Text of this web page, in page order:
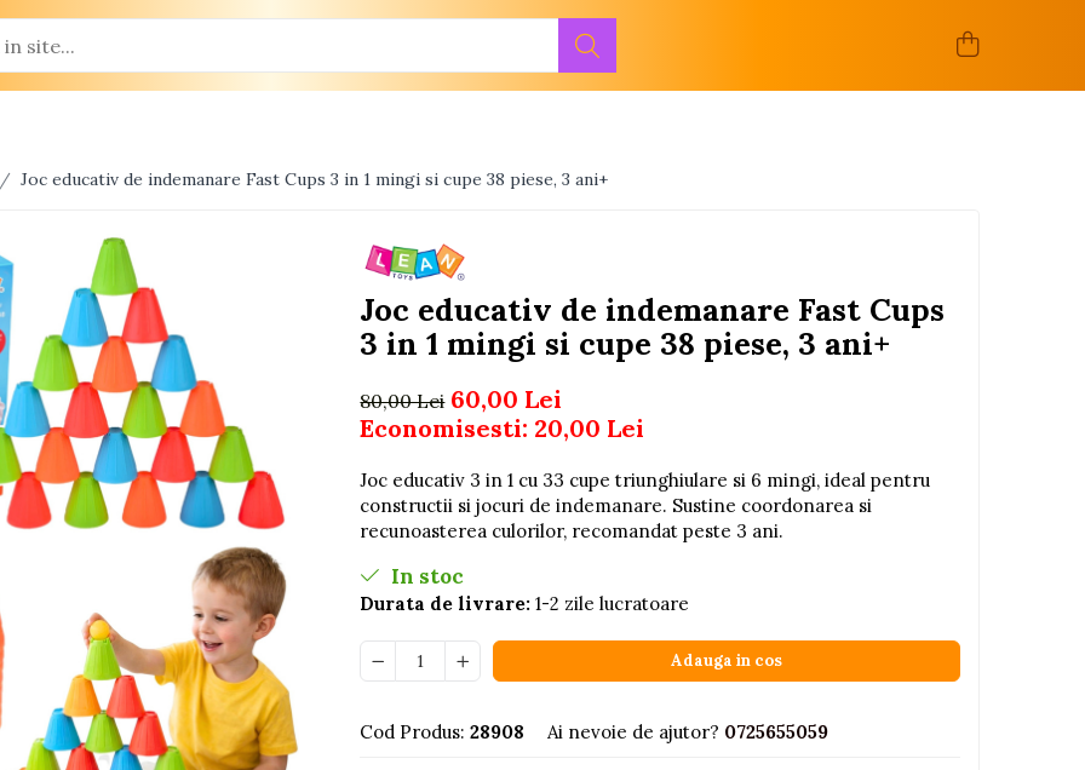
/ Joc educativ de indemanare Fast Cups 3 in 1 mingi si cupe 38 piese, 3 ani+
Joc educativ de indemanare Fast Cups
3 in 1 mingi si cupe 38 piese, 3 ani+
80,00 Lei 60,00 Lei
Economisesti: 20,00 Lei
Joc educativ 3 in 1 cu 33 cupe triunghiulare si 6 mingi, ideal pentru
constructii si jocuri de indemanare. Sustine coordonarea si
recunoasterea culorilor, recomandat peste 3 ani.
In stoc
Durata de livrare: 1-2 zile lucratoare
Adauga in cos
Cod Produs: 28908 Ai nevoie de ajutor? 0725655059